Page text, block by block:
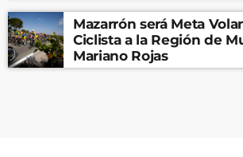
Mazarrón será Meta
Ciclista a la Región de
Mariano Rojas